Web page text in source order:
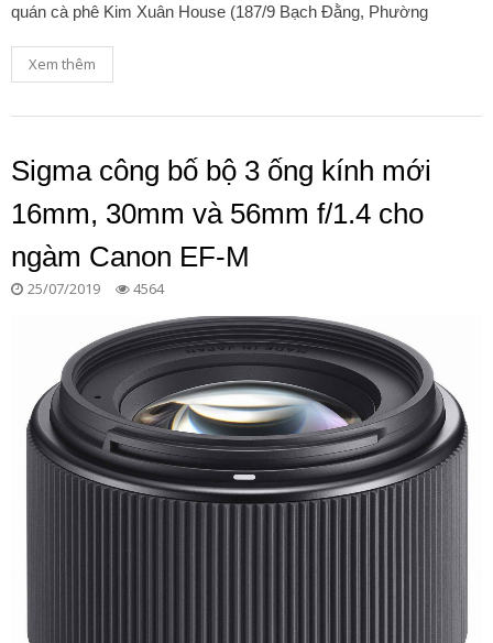
quán cà phê Kim Xuân House (187/9 Bạch Đằng, Phường
Xem thêm
Sigma công bố bộ 3 ống kính mới
16mm, 30mm và 56mm f/1.4 cho
ngàm Canon EF-M
25/07/2019 4564